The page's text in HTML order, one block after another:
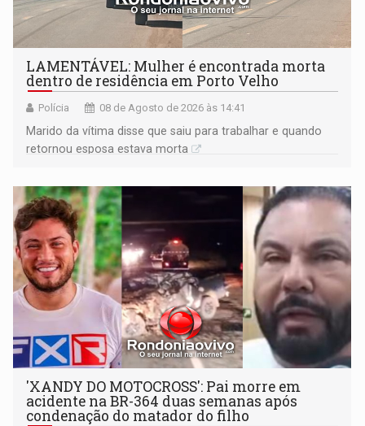
LAMENTÁVEL: Mulher é encontrada morta
dentro de residência em Porto Velho
Polícia 08 de Agosto de 2026 às 14:41
Marido da vítima disse que saiu para trabalhar e quando
retornou esposa estava morta
'XANDY DO MOTOCROSS': Pai morre em
acidente na BR-364 duas semanas após
condenação do matador do filho